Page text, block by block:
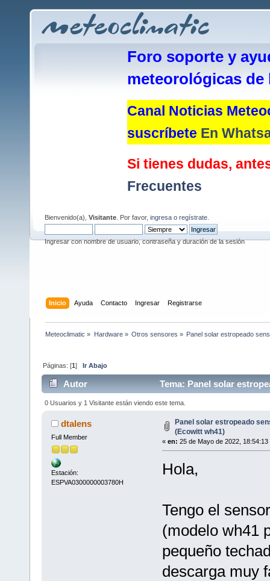
Foro soporte y
meteorológicas de
Canal Noticias
suscríbete En
Si tienes dudas,
Frecuentes
Bienvenido(a), Visitante . Por favor, ingresa o regístrate
Ingresar con nombre de usuario, contraseña y duración de la sesión
Inicio Ayuda Contacto Ingresar Registrarse
Meteoclimatic » Hardware» Otros sensores » Panel solar estropeado
Páginas: [1]Ir Abajo
Autor Tema: Panel solar
0 Usuarios y 1 Visitante están viendo este tema.
dtalens
Full Member
Estación:
ESPVA0300000003780H
Panel solar estropeado
(Ecowitt wh41)
« en: 25 de Mayo de 2022, 18:54:13
Hola,
Tengo el
(modelo wh41
pequeño
descarga muy